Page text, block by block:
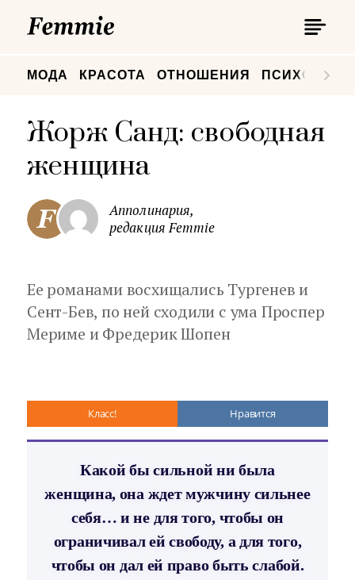
МОДА КРАСОТА ОТНОШЕНИЯ
Жорж Санд: свободная
женщина
Апполинария,
редакция Femmie
Ее романами восхищались Тургенев и
Сент-Бев, по ней сходили с ума Проспер
Мериме и Фредерик Шопен
Класс! Нравится
Какой бы сильной ни была
женщина, она ждет мужчину сильнее
себя… и не для того, чтобы он
ограничивал ей свободу, а для того,
чтобы он дал ей право быть слабой.